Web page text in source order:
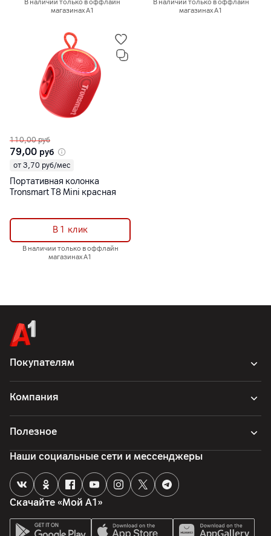
В наличии только в оффлайн
магазинах А1
В наличии только в оффлайн
магазинах А1
110,00 руб
79,00 руб
от 3,70 руб/мес
Портативная колонка
Tronsmart T8 Mini красная
В 1 клик
В наличии только в оффлайн
магазинах А1
Покупателям
Компания
Полезное
Скачайте «Мой А1»
Наши социальные сети и мессенджеры